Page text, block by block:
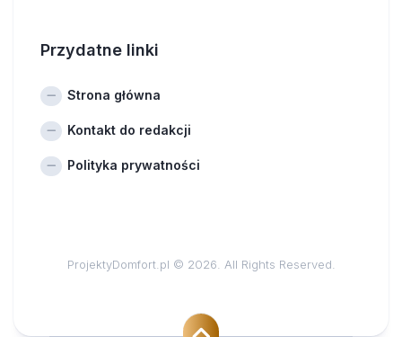
Przydatne linki
Strona główna
Kontakt do redakcji
Polityka prywatności
ProjektyDomfort.pl © 2026. All Rights Reserved.